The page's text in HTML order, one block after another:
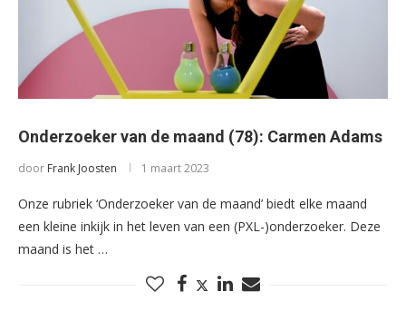
Onderzoeker van de maand (78): Carmen Adams
door Frank Joosten 1 maart 2023
Onze rubriek ‘Onderzoeker van de maand’ biedt elke maand
een kleine inkijk in het leven van een (PXL-)onderzoeker. Deze
maand is het …